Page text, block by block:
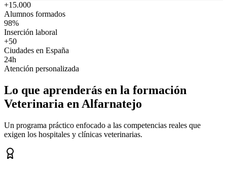
+15.000
Alumnos formados
98%
Inserción laboral
+50
Ciudades en España
24h
Atención personalizada
Lo que aprenderás en la formación
Veterinaria en Alfarnatejo
Un programa práctico enfocado a las competencias reales que
exigen los hospitales y clínicas veterinarias.